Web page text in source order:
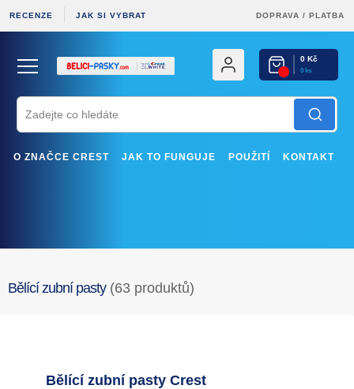
RECENZE JAK SI VYBRAT DOPRAVA / PLATBA
0 Kč
0 ks
O ZNAČCE CREST JAK TO FUNGUJE POUŽITÍ KONTAKT
Bělící zubní pasty (63 produktů)
Bělící zubní pasty Crest